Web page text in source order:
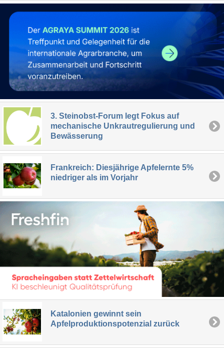
3. Steinobst-Forum legt Fokus auf
mechanische Unkrautregulierung und
Bewässerung
Frankreich: Diesjährige Apfelernte 5%
niedriger als im Vorjahr
Katalonien gewinnt sein
Apfelproduktionspotenzial zurück